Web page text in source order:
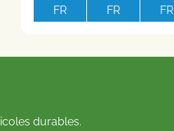
FR
FR
FR
durables.